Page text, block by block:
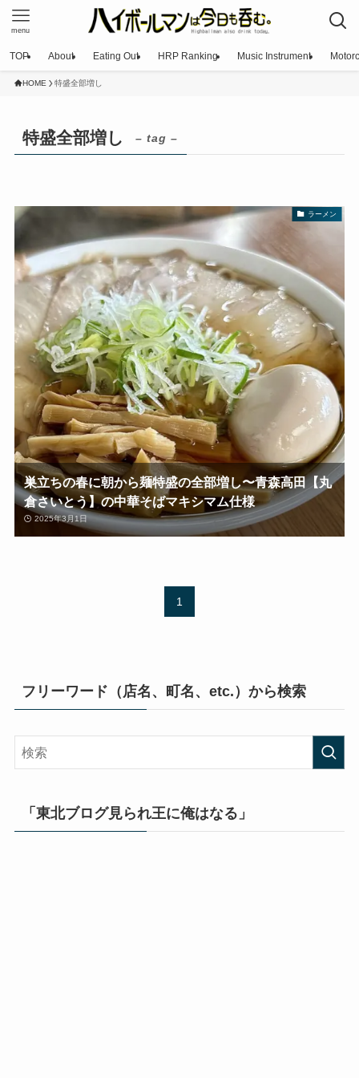
menu
TOP About Eating Out HRP Ranking Music Instrument
HOME 特盛全部増し
特盛全部増し – tag –
ラーメン
巣立ちの春に朝から麺特盛の全部増し〜青森高田【丸
倉さいとう】の中華そばマキシマム仕様
2025年3月1日
1
フリーワード（店名、町名、etc.）から検索
「東北ブログ見られ王に俺はなる」